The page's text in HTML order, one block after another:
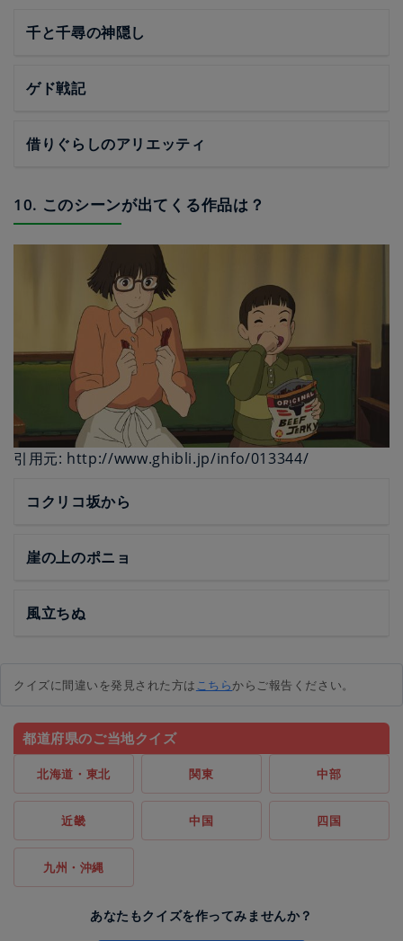
千と千尋の神隠し
ゲド戦記
借りぐらしのアリエッティ
10. このシーンが出てくる作品は？
引用元: http://www.ghibli.jp/info/013344/
コクリコ坂から
崖の上のポニョ
風立ちぬ
クイズに間違いを発見された方はこちらからご報告ください。
都道府県のご当地クイズ
北海道・東北 関東 中部
近畿 中国 四国
九州・沖縄
あなたもクイズを作ってみませんか？